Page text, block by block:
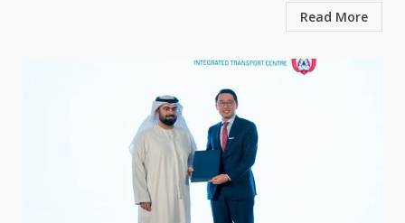
Read More